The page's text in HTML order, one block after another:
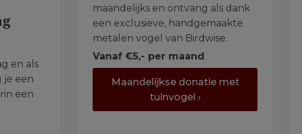
en als
je een
een
maandelijks en ontvang als dank
een exclusieve, handgemaakte
metalen vogel van Birdwise.
Vanaf €5,- per maand
Maandelijkse donatie met
tuinvogel ›